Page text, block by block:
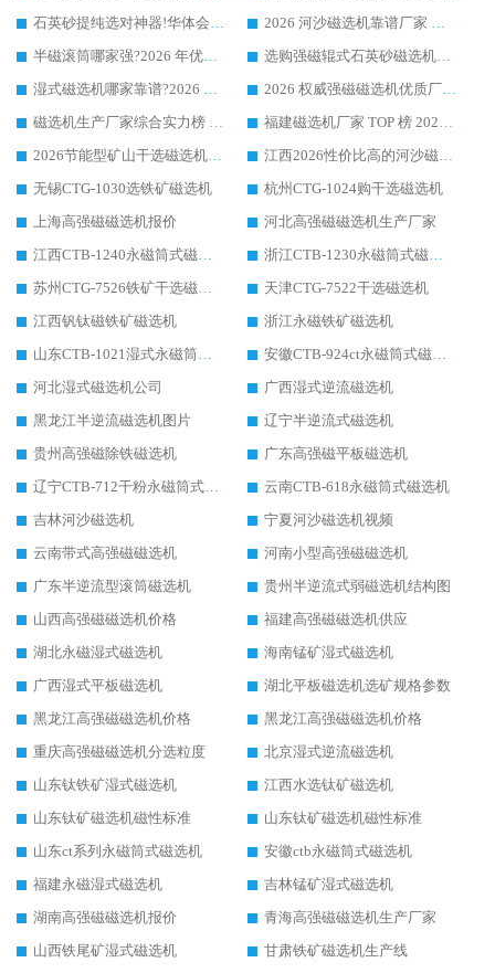
无锡CTG-1030选铁矿磁选机
杭州CTG-1024购干选磁选机
上海高强磁磁选机报价
河北高强磁磁选机生产厂家
天津CTG-7522干选磁选机
江西钒钛磁铁矿磁选机
浙江永磁铁矿磁选机
河北湿式磁选机公司
广西湿式逆流磁选机
黑龙江半逆流磁选机图片
辽宁半逆流式磁选机
贵州高强磁除铁磁选机
广东高强磁平板磁选机
云南CTB-618永磁筒式磁选机
吉林河沙磁选机
宁夏河沙磁选机视频
云南带式高强磁磁选机
河南小型高强磁磁选机
广东半逆流型滚筒磁选机
贵州半逆流式弱磁选机结构图
山西高强磁磁选机价格
福建高强磁磁选机供应
湖北永磁湿式磁选机
海南锰矿湿式磁选机
广西湿式平板磁选机
湖北平板磁选机选矿规格参数
黑龙江高强磁磁选机价格
黑龙江高强磁磁选机价格
重庆高强磁磁选机分选粒度
北京湿式逆流磁选机
山东钛铁矿湿式磁选机
江西水选钛矿磁选机
山东钛矿磁选机磁性标准
山东钛矿磁选机磁性标准
山东ct系列永磁筒式磁选机
安徽ctb永磁筒式磁选机
福建永磁湿式磁选机
吉林锰矿湿式磁选机
湖南高强磁磁选机报价
青海高强磁磁选机生产厂家
山西铁尾矿湿式磁选机
甘肃铁矿磁选机生产线